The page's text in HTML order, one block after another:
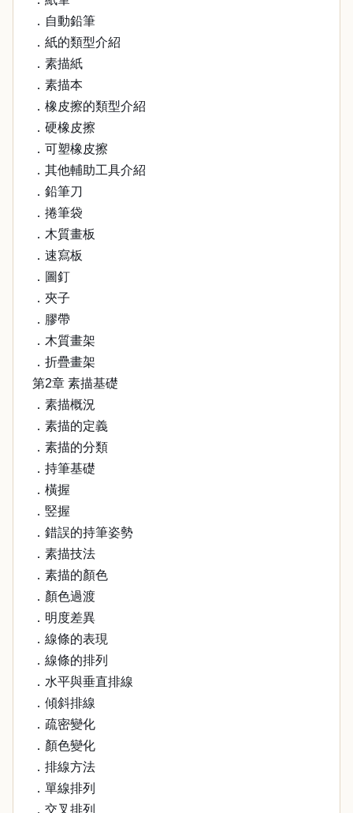
．自動鉛筆
．紙的類型介紹
．素描紙
．素描本
．橡皮擦的類型介紹
．硬橡皮擦
．可塑橡皮擦
．其他輔助工具介紹
．鉛筆刀
．捲筆袋
．木質畫板
．速寫板
．圖釘
．夾子
．膠帶
．木質畫架
．折疊畫架
第2章 素描基礎
．素描概況
．素描的定義
．素描的分類
．持筆基礎
．橫握
．竪握
．錯誤的持筆姿勢
．素描技法
．素描的顏色
．顏色過渡
．明度差異
．線條的表現
．線條的排列
．水平與垂直排線
．傾斜排線
．疏密變化
．顏色變化
．排線方法
．單線排列
．交叉排列